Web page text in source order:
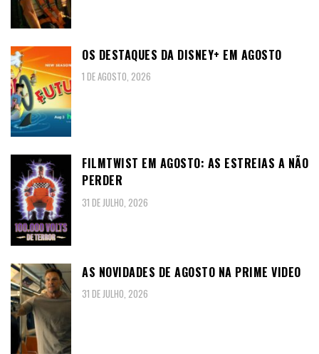
OS DESTAQUES DA DISNEY+ EM AGOSTO
1 DE AGOSTO, 2026
FILMTWIST EM AGOSTO: AS ESTREIAS A NÃO
PERDER
31 DE JULHO, 2026
AS NOVIDADES DE AGOSTO NA PRIME VIDEO
31 DE JULHO, 2026